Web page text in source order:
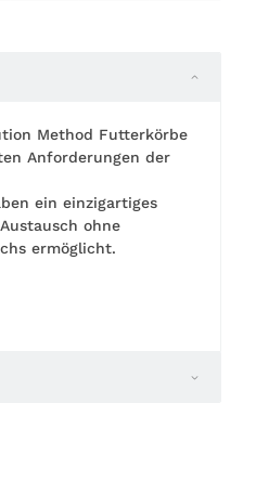
Method Futterkörbe
Anforderungen der
ein einzigartiges
ohne
ermöglicht.